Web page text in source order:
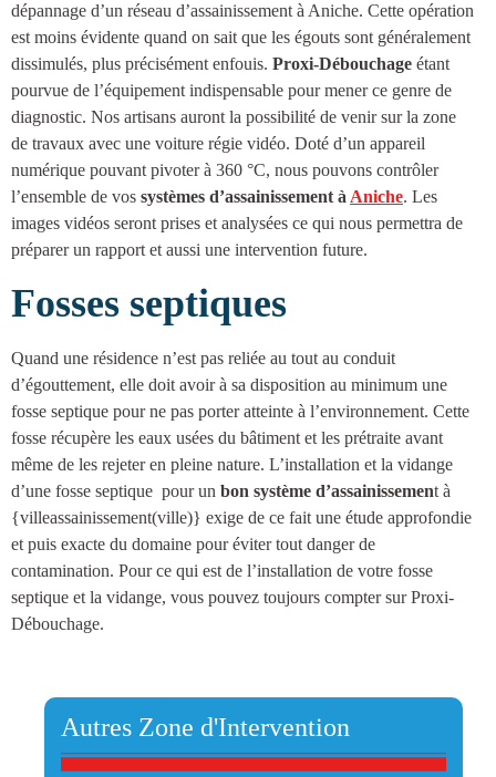
dépannage d’un réseau d’assainissement à Aniche. Cette opération
est moins évidente quand on sait que les égouts sont généralement
dissimulés, plus précisément enfouis. Proxi-Débouchage étant
pourvue de l’équipement indispensable pour mener ce genre de
diagnostic. Nos artisans auront la possibilité de venir sur la zone
de travaux avec une voiture régie vidéo. Doté d’un appareil
numérique pouvant pivoter à 360 °C, nous pouvons contrôler
l’ensemble de vos systèmes d’assainissement àAniche. Les
images vidéos seront prises et analysées ce qui nous permettra de
préparer un rapport et aussi une intervention future.
Fosses septiques
Quand une résidence n’est pas reliée au tout au conduit
d’égouttement, elle doit avoir à sa disposition au minimum une
fosse septique pour ne pas porter atteinte à l’environnement. Cette
fosse récupère les eaux usées du bâtiment et les prétraite avant
même de les rejeter en pleine nature. L’installation et la vidange
d’une fosse septique pour un bon système d’assainissement à
{villeassainissement(ville)} exige de ce fait une étude approfondie
et puis exacte du domaine pour éviter tout danger de
contamination. Pour ce qui est de l’installation de votre fosse
septique et la vidange, vous pouvez toujours compter sur Proxi-
Débouchage.
Autres Zone d'Intervention